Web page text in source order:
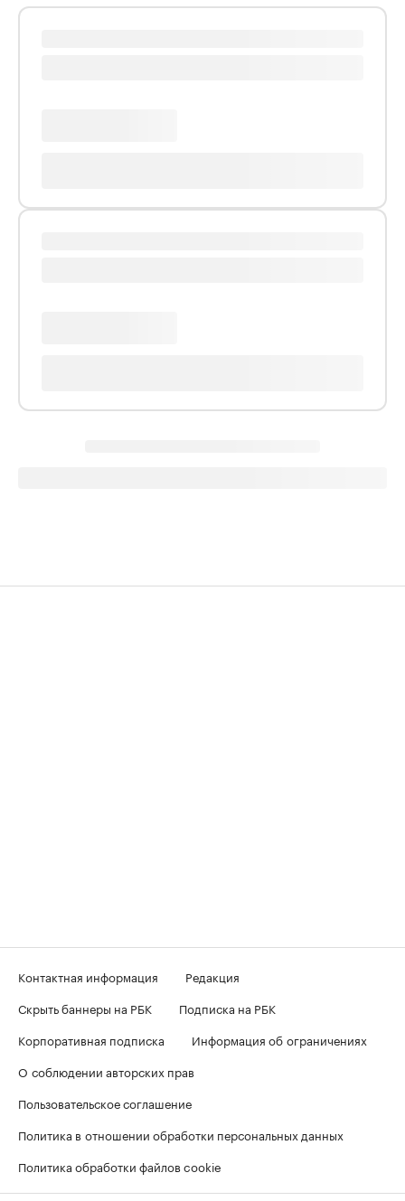
Контактная информация
Редакция
Скрыть баннеры на РБК
Подписка на РБК
Корпоративная подписка
Информация об ограничениях
О соблюдении авторских прав
Пользовательское соглашение
Политика в отношении обработки персональных данных
Политика обработки файлов cookie